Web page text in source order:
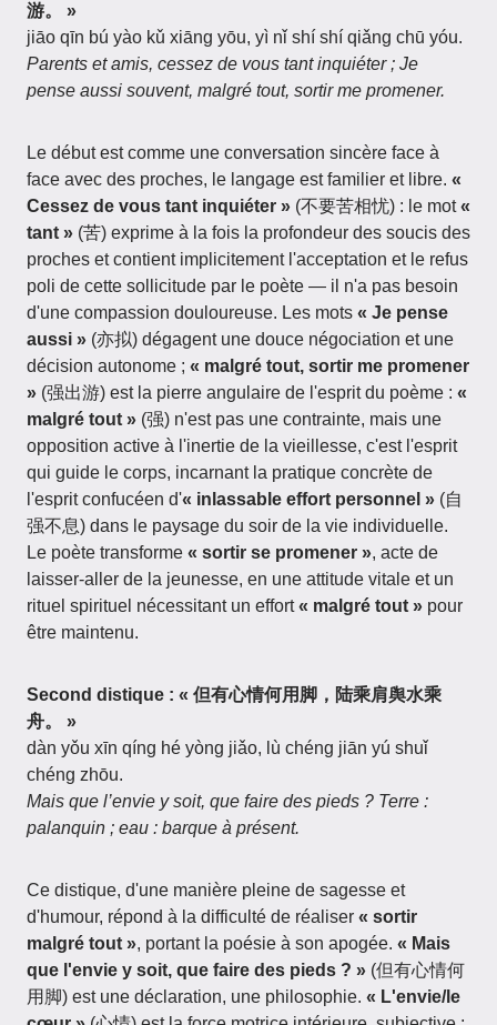
游。 »
jiāo qīn bú yào kǔ xiāng yōu, yì nǐ shí shí qiǎng chū yóu.
Parents et amis, cessez de vous tant inquiéter ; Je
pense aussi souvent, malgré tout, sortir me promener.
Le début est comme une conversation sincère face à
face avec des proches, le langage est familier et libre. «
Cessez de vous tant inquiéter » (不要苦相忧) : le mot«
tant » (苦) exprime à la fois la profondeur des soucis des
proches et contient implicitement l'acceptation et le refus
poli de cette sollicitude par le poète — il n'a pas besoin
d'une compassion douloureuse. Les mots « Je pense
aussi » (亦拟) dégagent une douce négociation et une
décision autonome ; « malgré tout, sortir me promener
» (强出游) est la pierre angulaire de l'esprit du poème : «
malgré tout » (强) n'est pas une contrainte, mais une
opposition active à l'inertie de la vieillesse, c'est l'esprit
qui guide le corps, incarnant la pratique concrète de
l'esprit confucéen d'« inlassable effort personnel » (自
强不息) dans le paysage du soir de la vie individuelle.
Le poète transforme « sortir se promener », acte de
laisser-aller de la jeunesse, en une attitude vitale et un
rituel spirituel nécessitant un effort« malgré tout » pour
être maintenu.
Second distique : « 但有心情何用脚，陆乘肩舆水乘
舟。 »
dàn yǒu xīn qíng hé yòng jiǎo, lù chéng jiān yú shuǐ
chéng zhōu.
Mais que l’envie y soit, que faire des pieds ? Terre :
palanquin ; eau : barque à présent.
Ce distique, d'une manière pleine de sagesse et
d'humour, répond à la difficulté de réaliser « sortir
malgré tout », portant la poésie à son apogée. « Mais
que l'envie y soit, que faire des pieds ? » (但有心情何
用脚) est une déclaration, une philosophie. « L'envie/le